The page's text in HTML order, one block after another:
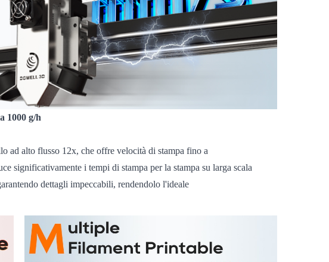
1000 g/h
ad alto flusso 12x, che offre velocità di stampa fino a
significativamente i tempi di stampa per la stampa su larga scala
dettagli impeccabili, rendendolo l'ideale